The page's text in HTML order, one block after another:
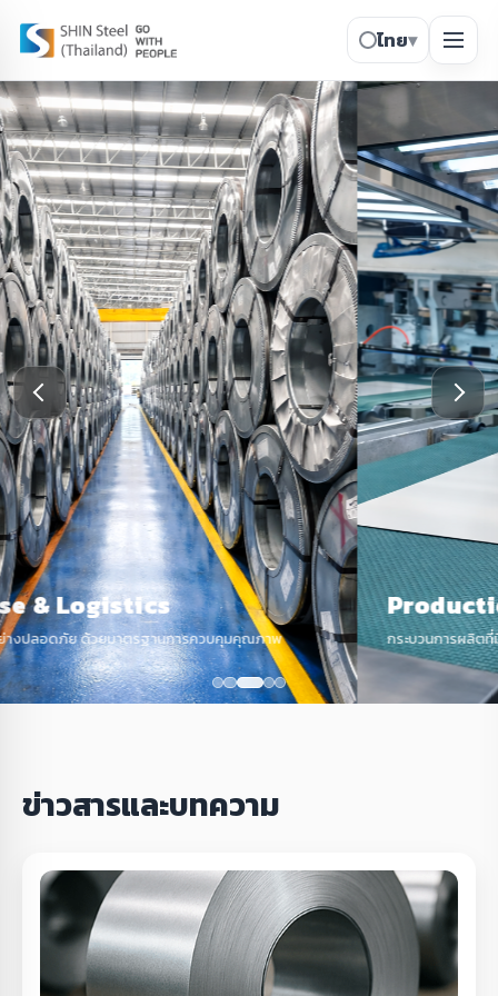
ไทย▾
Production Line
กระบวนการผลิตที่มีประสิทธิภาพและตรวจสอบได้
ข่าวสารและบทความ